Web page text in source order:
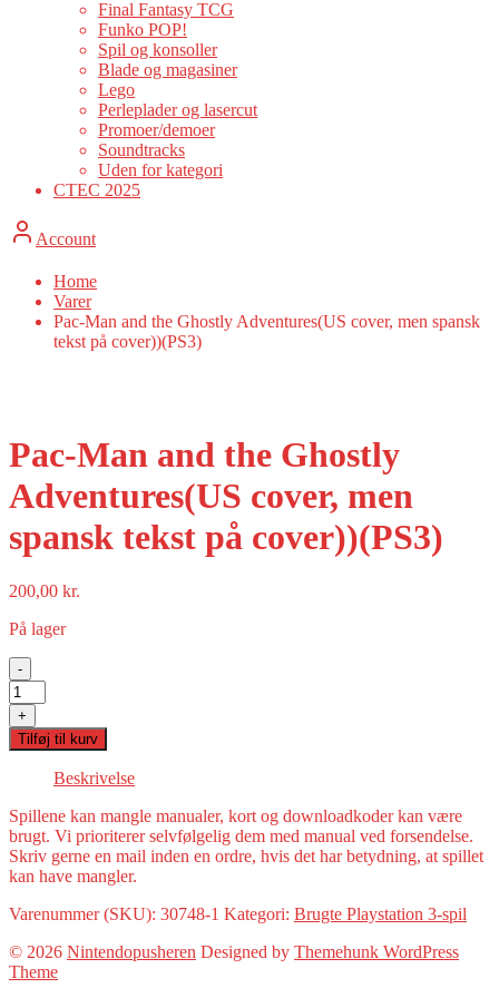
Final Fantasy TCG
Funko POP!
Spil og konsoller
Blade og magasiner
Lego
Perleplader og lasercut
Promoer/demoer
Soundtracks
Uden for kategori
CTEC 2025
Account
Home
Varer
Pac-Man and the Ghostly Adventures(US cover, men spansk
tekst på cover))(PS3)
Pac-Man and the Ghostly
Adventures(US cover, men
spansk tekst på cover))(PS3)
200,00 kr.
På lager
-
Pac-
Man
and
the
Ghostly
Adventures(US
cover,
men
spansk
tekst
cover))
antal
+
Tilføj til kurv
Beskrivelse
Spillene kan mangle manualer, kort og downloadkoder kan være
brugt. Vi prioriterer selvfølgelig dem med manual ved forsendelse.
Skriv gerne en mail inden en ordre, hvis det har betydning, at spillet
kan have mangler.
Varenummer (SKU): 30748-1 Kategori: Brugte Playstation 3-spil
© 2026 Nintendopusheren Designed by Themehunk WordPress
Theme